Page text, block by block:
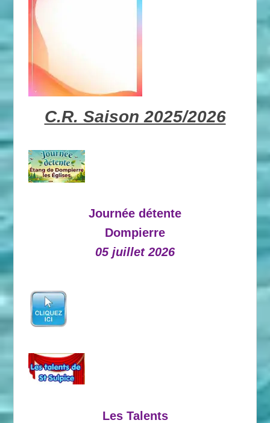
C.R. Saison 2025/2026
Journée détente
Dompierre
05 juillet 2026
Les Talents